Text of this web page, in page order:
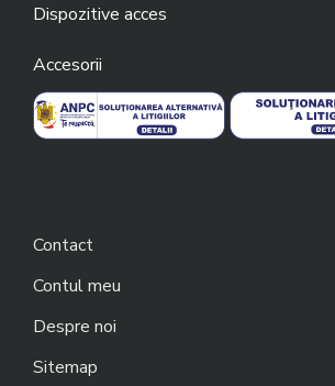
Dispozitive acces
Accesorii
Contact
Contul meu
Despre noi
Sitemap